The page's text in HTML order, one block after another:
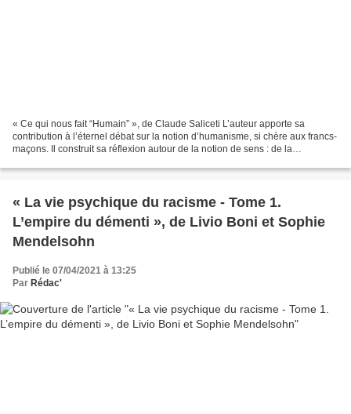
« Ce qui nous fait “Humain” », de Claude Saliceti L’auteur apporte sa
contribution à l’éternel débat sur la notion d’humanisme, si chère aux francs-
maçons. Il construit sa réflexion autour de la notion de sens : de la
« La vie psychique du racisme - Tome 1.
L’empire du démenti », de Livio Boni et Sophie
Mendelsohn
Publié le 07/04/2021 à 13:25
Par Rédac'